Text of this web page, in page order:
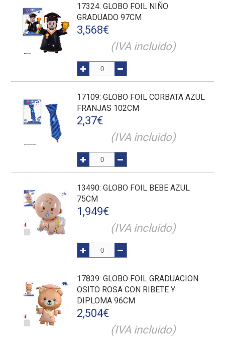
17324: GLOBO FOIL NIÑO
GRADUADO 97CM
3,568€
(IVA incluido)
17109: GLOBO FOIL CORBATA AZUL
FRANJAS 102CM
2,37€
(IVA incluido)
13490: GLOBO FOIL BEBE AZUL
75CM
1,949€
(IVA incluido)
17839: GLOBO FOIL GRADUACION
OSITO ROSA CON RIBETE Y
DIPLOMA 96CM
2,504€
(IVA incluido)